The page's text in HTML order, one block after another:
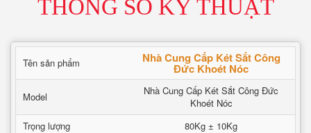
THÔNG SỐ KỸ THUẬT
Tên sản phẩm Nhà Cung Cấp Két Sắt Công
Đức Khoét Nóc
Model
Nhà Cung Cấp Két Sắt Công Đức
Khoét Nóc
Trọng lượng
80Kg ± 10Kg